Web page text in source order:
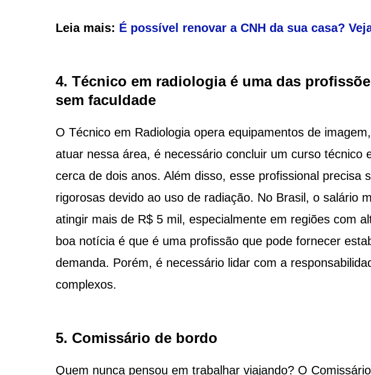
Leia mais: É possível renovar a CNH da sua casa?
4. Técnico em radiologia é uma das
sem faculdade
O Técnico em Radiologia opera equipamentos de
atuar nessa área, é necessário concluir um curso técnico
cerca de dois anos. Além disso, esse profissional precisa
rigorosas devido ao uso de radiação. No Brasil, o salário
atingir mais de R$ 5 mil, especialmente em regiões com
boa notícia é que é uma profissão que pode fornecer
demanda. Porém, é necessário lidar com a
complexos.
5. Comissário de bordo
Quem nunca pensou em trabalhar viajando? O